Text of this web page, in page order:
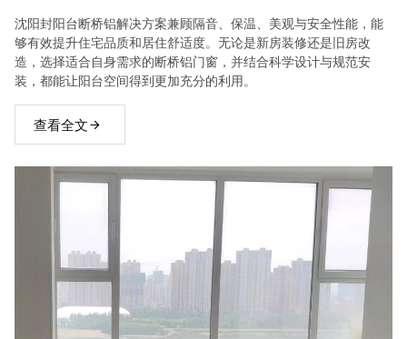
沈阳封阳台断桥铝解决方案兼顾隔音、保温、美观与安全性能，能
够有效提升住宅品质和居住舒适度。无论是新房装修还是旧房改
造，选择适合自身需求的断桥铝门窗，并结合科学设计与规范安
装，都能让阳台空间得到更加充分的利用。
查看全文